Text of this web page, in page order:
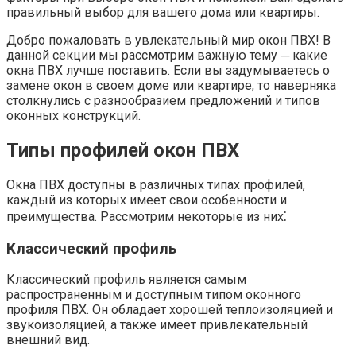
правильный выбор для вашего дома или квартиры.​
Добро пожаловать в увлекательный мир окон ПВХ!​ В
данной секции мы рассмотрим важную тему ─ какие
окна ПВХ лучше поставить.​ Если вы задумываетесь о
замене окон в своем доме или квартире, то наверняка
столкнулись с разнообразием предложений и типов
оконных конструкций.​
Типы профилей окон ПВХ
Окна ПВХ доступны в различных типах профилей,
каждый из которых имеет свои особенности и
преимущества.​ Рассмотрим некоторые из них⁚
Классический профиль
Классический профиль является самым
распространенным и доступным типом оконного
профиля ПВХ.​ Он обладает хорошей теплоизоляцией и
звукоизоляцией, а также имеет привлекательный
внешний вид.